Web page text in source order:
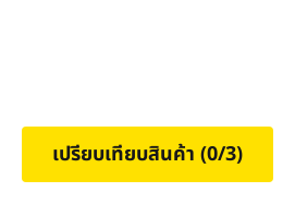
เปรียบเทียบสินค้า (0/3)